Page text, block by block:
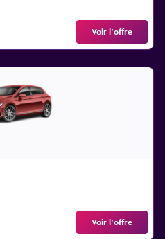
Voir l’offre
Voir l’offre